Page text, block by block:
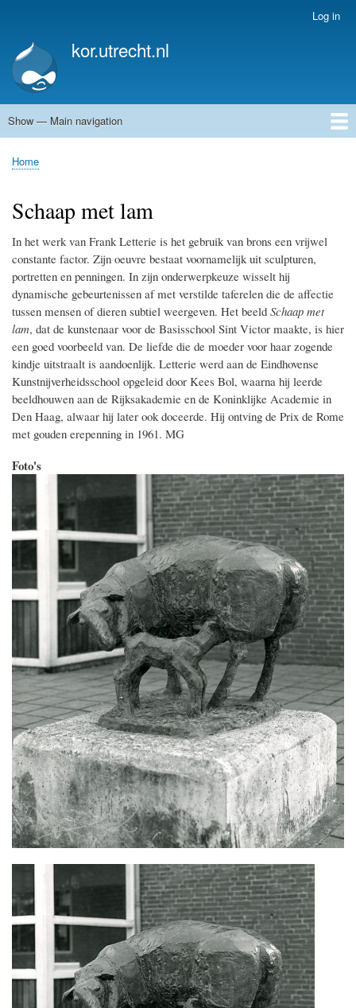
account
menu
Log in
kor.utrecht.nl
Main
Show — Main navigation
Home
Kunstwerken
Actueel
Routes
Breadcrumb
Home
Schaap met lam
In het werk van Frank Letterie is het gebruik van brons een vrijwel
constante factor. Zijn oeuvre bestaat voornamelijk uit sculpturen,
portretten en penningen. In zijn onderwerpkeuze wisselt hij
dynamische gebeurtenissen af met verstilde taferelen die de affectie
tussen mensen of dieren subtiel weergeven. Het beeld Schaap met
lam, dat de kunstenaar voor de Basisschool Sint Victor maakte, is hier
een goed voorbeeld van. De liefde die de moeder voor haar zogende
kindje uitstraalt is aandoenlijk. Letterie werd aan de Eindhovense
Kunstnijverheidsschool opgeleid door Kees Bol, waarna hij leerde
beeldhouwen aan de Rijksakademie en de Koninklijke Academie in
Den Haag, alwaar hij later ook doceerde. Hij ontving de Prix de Rome
met gouden erepenning in 1961. MG
Foto's